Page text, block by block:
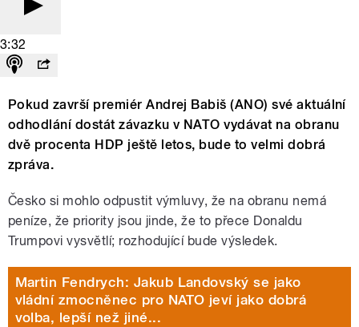
3:32
Pokud završí premiér Andrej Babiš (ANO) své aktuální
odhodlání dostát závazku v NATO vydávat na obranu
dvě procenta HDP ještě letos, bude to velmi dobrá
zpráva.
Česko si mohlo odpustit výmluvy, že na obranu nemá
peníze, že priority jsou jinde, že to přece Donaldu
Trumpovi vysvětlí; rozhodující bude výsledek.
Martin Fendrych: Jakub Landovský se jako
vládní zmocněnec pro NATO jeví jako dobrá
volba, lepší než jiné...